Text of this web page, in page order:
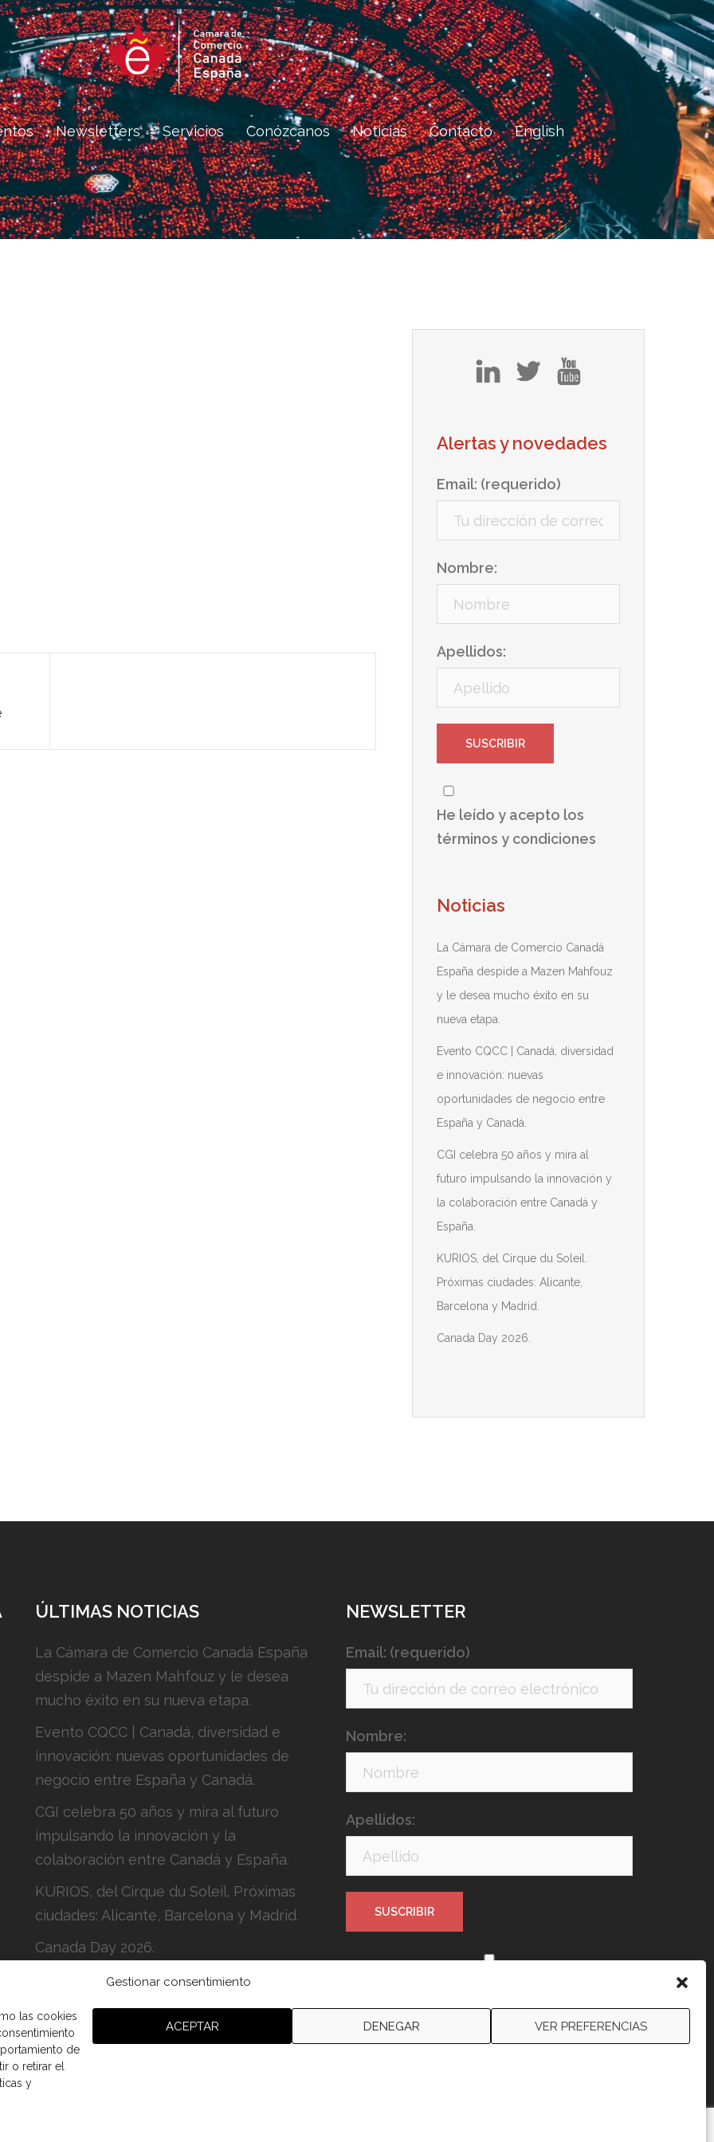
Gestionar consentimiento
las cookies
de
o retirar el
y
ACEPTAR DENEGAR VER PREFERENCIAS
Newsletters Servicios Conózcanos Noticias Contacto English
tw
Alertas y novedades
Email: (requerido)
Nombre:
Apellidos:
He leído y acepto los
términos y condiciones
Noticias
La Cámara de Comercio Canadá
España despide a Mazen Mahfouz
y le desea mucho éxito en su
nueva etapa.
Evento CQCC | Canadá, diversidad
e innovación: nuevas
oportunidades de negocio entre
España y Canadá.
CGI celebra 50 años y mira al
futuro impulsando la innovación y
la colaboración entre Canadá y
España.
KURIOS, del Cirque du Soleil.
Próximas ciudades: Alicante,
Barcelona y Madrid.
Canada Day 2026.
ÚLTIMAS NOTICIAS
La Cámara de Comercio Canadá España
despide a Mazen Mahfouz y le desea
mucho éxito en su nueva etapa.
Evento CQCC | Canadá, diversidad e
innovación: nuevas oportunidades de
negocio entre España y Canadá.
CGI celebra 50 años y mira al futuro
impulsando la innovación y la
colaboración entre Canadá y España.
KURIOS, del Cirque du Soleil. Próximas
ciudades: Alicante, Barcelona y Madrid.
Canada Day 2026.
NEWSLETTER
Email: (requerido)
Nombre:
Apellidos:
condiciones